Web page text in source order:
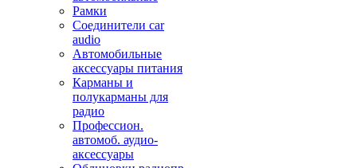
Рамки
Соединители car
audio
Автомобильные
аксессуары питания
Карманы и
полукарманы для
радио
Профессион.
автомоб. аудио-
аксессуары